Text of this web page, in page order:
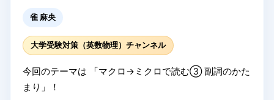
雀 麻央
大学受験対策（英数物理）チャンネル
今回のテーマは 「マクロ→ミクロで読む③ 副詞のかた
まり」！